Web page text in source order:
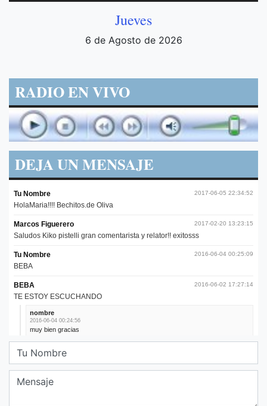
Jueves
6 de Agosto de 2026
RADIO EN VIVO
DEJA UN MENSAJE